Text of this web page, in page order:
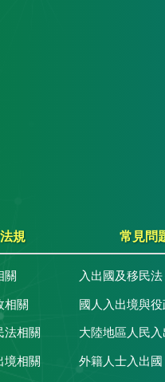
規
關
相關
法相關
境相關
常見問
入出國及移民法
國人入出境與役
大陸地區人民入
外籍人士入出國